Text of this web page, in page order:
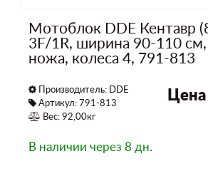
Мотоблок DDE Кентавр
3F/1R, ширина 90-110
ножа, колеса 4, 791-813
Производитель: DDE
Артикул: 791-813
Вес: 92,00кг
Цена
В наличии через 8 дн.